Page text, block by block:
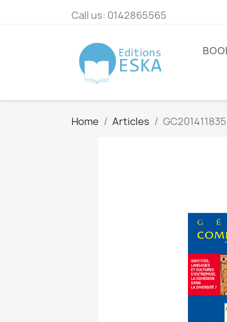
Call us: 0142865565
Home Articles